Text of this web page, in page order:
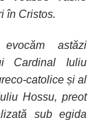
în Cristos.
astăzi
Cardinal Iuliu
catolice și al
Hossu, preot
sub egida